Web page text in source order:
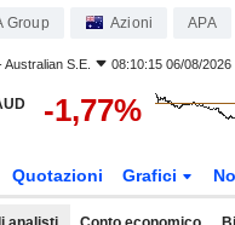
Group Azioni APA
Australian S.E. 08:10:15 06/08/2026
-1,77%
Quotazioni Grafici